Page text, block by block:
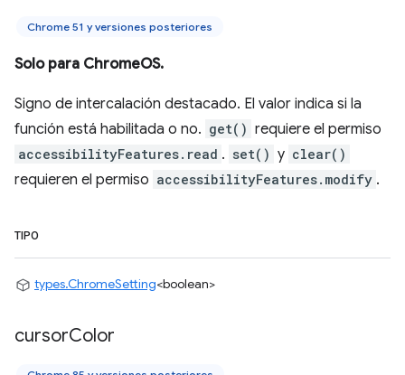
Chrome 51 y versiones posteriores
Solo para ChromeOS.
Signo de intercalación destacado. El valor indica si la
función está habilitada o no. get() requiere el permiso
accessibilityFeatures.read . set() y clear()
requieren el permiso accessibilityFeatures.modify .
TIPO
types.ChromeSetting<boolean>
cursorColor